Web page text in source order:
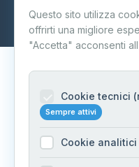
Dati forniti da
Questo sito utilizza
offrirti una migliore
"Accetta" acconsenti
Cookie tecnici
Sempre attivi
Cookie analitici